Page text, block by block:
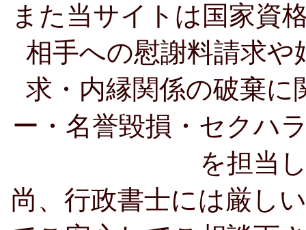
また当サイトは国家資
相手への慰謝料請求
求・内縁関係の破棄
ー・名誉毀損・セクハ
を担当
尚、行政書士には厳し